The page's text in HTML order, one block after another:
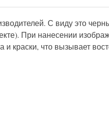
С виду это
При нанесении
краски, что вызывает